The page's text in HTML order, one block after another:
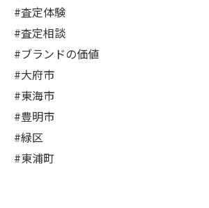
#査定体験
#査定相談
#ブランドの価値
#大府市
#東海市
#豊明市
#緑区
#東浦町